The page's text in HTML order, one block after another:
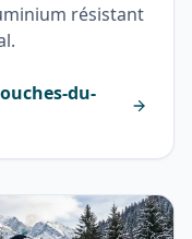
résistant
du-